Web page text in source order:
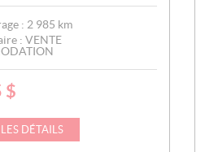
: 2 985 km
: VENTE
$
DÉTAILS